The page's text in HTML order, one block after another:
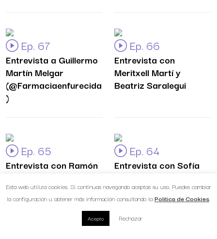
Ep. 67
Entrevista a Guillermo
Martín Melgar
(@Farmaciaenfurecida
)
Ep. 66
Entrevista con
Meritxell Martí y
Beatriz Saralegui
Ep. 65
Entrevista con Ramón
Ep. 64
Entrevista con Sofía
Ep. 63 Entrevista
Esta web utiliza cookies. Si continuas navegando aceptas su uso. Puedes cambiar
la configuración u obtener más información consultando la Política de Cookies.
Acepto Rechazar